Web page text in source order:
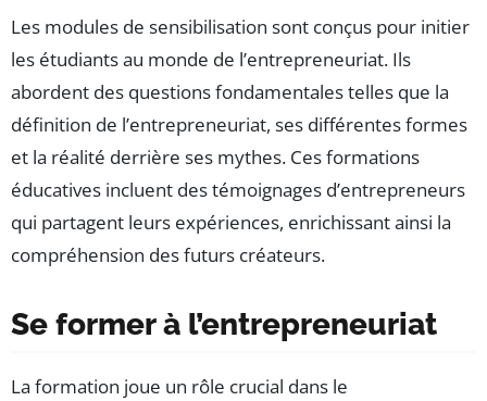
Les modules de sensibilisation sont conçus pour initier
les étudiants au monde de l’entrepreneuriat. Ils
abordent des questions fondamentales telles que la
définition de l’entrepreneuriat, ses différentes formes
et la réalité derrière ses mythes. Ces formations
éducatives incluent des témoignages d’entrepreneurs
qui partagent leurs expériences, enrichissant ainsi la
compréhension des futurs créateurs.
Se former à l’entrepreneuriat
La formation joue un rôle crucial dans le